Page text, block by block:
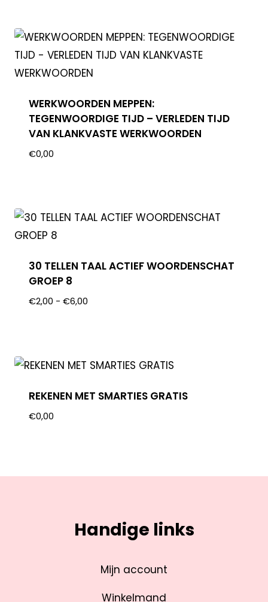
WERKWOORDEN MEPPEN:
TEGENWOORDIGE TIJD – VERLEDEN TIJD
VAN KLANKVASTE WERKWOORDEN
€0,00
30 TELLEN TAAL ACTIEF WOORDENSCHAT
GROEP 8
€2,00 - €6,00
REKENEN MET SMARTIES GRATIS
€0,00
Handige links
Mijn account
Winkelmand